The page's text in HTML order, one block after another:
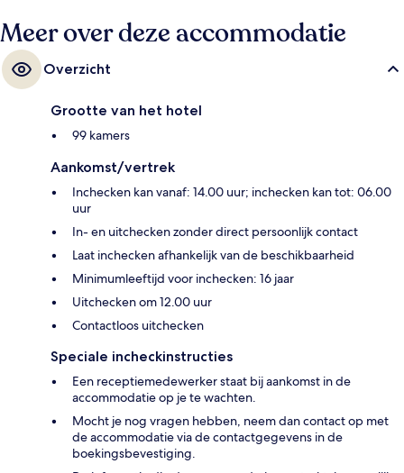
Meer over deze accommodatie
Overzicht
Grootte van het hotel
99 kamers
Aankomst/vertrek
Inchecken kan vanaf: 14.00 uur; inchecken kan tot: 06.00
uur
In- en uitchecken zonder direct persoonlijk contact
Laat inchecken afhankelijk van de beschikbaarheid
Minimumleeftijd voor inchecken: 16 jaar
Uitchecken om 12.00 uur
Contactloos uitchecken
Speciale incheckinstructies
Een receptiemedewerker staat bij aankomst in de
accommodatie op je te wachten.
Mocht je nog vragen hebben, neem dan contact op met
de accommodatie via de contactgegevens in de
boekingsbevestiging.